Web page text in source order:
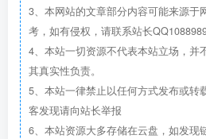
3、本网站的文章部分内容可能来源于
考，如有侵权，请联系站长
4、本站一切资源不代表本站立场，并
其真实性负责。
5、本站一律禁止以任何方式发布或转
客发现请向站长举报
6、本站资源大多存储在云盘，如发现